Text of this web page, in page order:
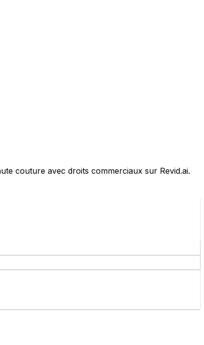
couture avec droits commerciaux sur Revid.ai.